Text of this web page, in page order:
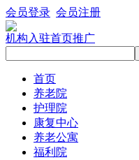
会员登录 会员注册
机构入驻首页推广
首页
养老院
护理院
康复中心
养老公寓
福利院